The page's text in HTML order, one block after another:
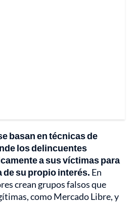
basan en técnicas de
los delincuentes
a sus víctimas para
de su propio interés. En
crean grupos falsos que
como Mercado Libre, y